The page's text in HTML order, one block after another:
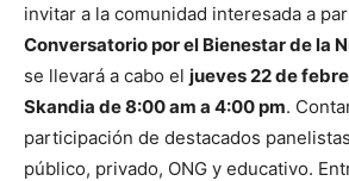
invitar a la comunidad interesada a
Conversatorio por el Bienestar de la
se llevará a cabo el jueves 22 de
Skandia de 8:00 am a 4:00 pm.
participación de destacados
público, privado, ONG y educativo.